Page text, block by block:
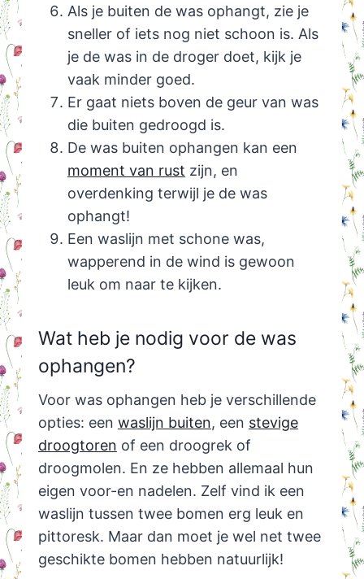
Als je buiten de was ophangt, zie je
sneller of iets nog niet schoon is. Als
je de was in de droger doet, kijk je
vaak minder goed.
Er gaat niets boven de geur van was
die buiten gedroogd is.
De was buiten ophangen kan een
moment van rust zijn, en
overdenking terwijl je de was
ophangt!
Een waslijn met schone was,
wapperend in de wind is gewoon
leuk om naar te kijken.
Wat heb je nodig voor de was
ophangen?
Voor was ophangen heb je verschillende
opties: een waslijn buiten, een stevige
droogtoren of een droogrek of
droogmolen. En ze hebben allemaal hun
eigen voor-en nadelen. Zelf vind ik een
waslijn tussen twee bomen erg leuk en
pittoresk. Maar dan moet je wel net twee
geschikte bomen hebben natuurlijk!